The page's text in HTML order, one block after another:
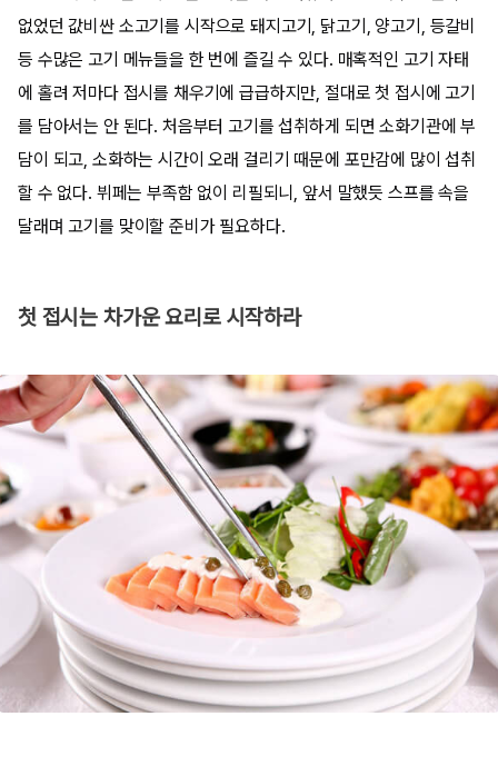
없었던 값비싼 소고기를 시작으로 돼지고기, 닭고기, 양고기, 등갈비
등 수많은 고기 메뉴들을 한 번에 즐길 수 있다. 매혹적인 고기 자태
에 홀려 저마다 접시를 채우기에 급급하지만, 절대로 첫 접시에 고기
를 담아서는 안 된다. 처음부터 고기를 섭취하게 되면 소화기관에 부
담이 되고, 소화하는 시간이 오래 걸리기 때문에 포만감에 많이 섭취
할 수 없다. 뷔페는 부족함 없이 리필되니, 앞서 말했듯 스프를 속을
달래며 고기를 맞이할 준비가 필요하다.
첫 접시는 차가운 요리로 시작하라